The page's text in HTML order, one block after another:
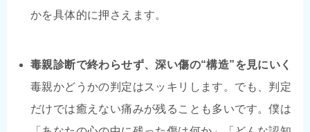
かを具体的に押さえます。
毒親診断で終わらせず、深い傷の“構造”を見にいく
毒親かどうかの判定はスッキリします。でも、判定
だけでは癒えない痛みが残ることも多いです。僕は